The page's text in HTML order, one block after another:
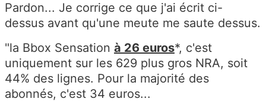
Pardon... Je corrige ce que j'ai écrit ci-
dessus avant qu'une meute me saute dessus.
"la Bbox Sensation à 26 euros*, c'est
uniquement sur les 629 plus gros NRA, soit
44% des lignes. Pour la majorité des
abonnés, c'est 34 euros...